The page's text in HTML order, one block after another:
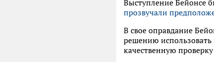
Выступление Бейонсе
прозвучали
В свое оправдание
решению использовать
качественную проверку